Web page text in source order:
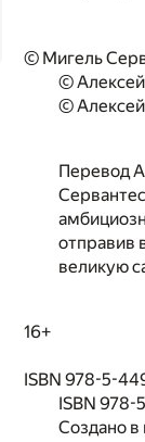
© Мигель
©
©
Перевод
отправив
великую
16+
ISBN 978-5-
ISBN
Создано в